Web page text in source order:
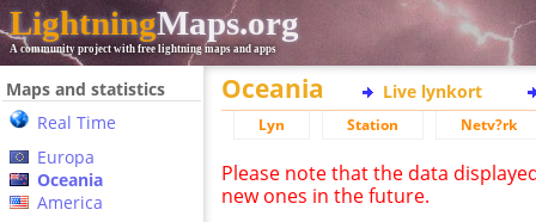
LightningMaps.org
A community project with free lightning maps and apps
Maps and statistics
Real Time
Europa
Oceania
America
Oceania Live lynkort
Lyn Station Netv?rk
Please note that the data
new ones in the future.